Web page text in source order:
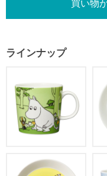
ラインナップ